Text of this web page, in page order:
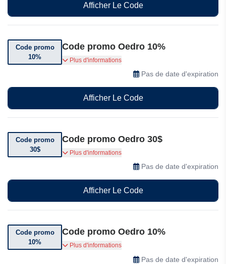
Afficher Le Code
Code promo
10%
Code promo Oedro 10%
Utilisez ce code promo pour bénéficier de 10%
de réduction sur les tapis de sol TPE 3D Laser
Plus d'informations
Pas de date d'expiration
Afficher Le Code
Code promo
30$
Code promo Oedro 30$
Utilisez ce code promo pour bénéficier de 30$
de réduction sur les couvre-caisses Oedro.
Plus d'informations
Pas de date d'expiration
Afficher Le Code
Code promo
10%
Code promo Oedro 10%
Utilisez ce code promo pour bénéficier de 10%
de réduction sur les fourches durables Oedro.
Plus d'informations
Pas de date d'expiration